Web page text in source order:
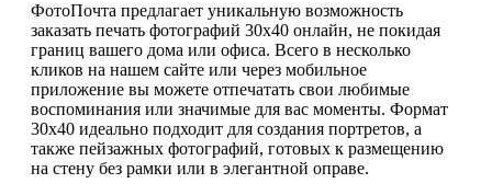
ФотоПочта предлагает уникальную возможность
заказать печать фотографий 30х40 онлайн, не покидая
границ вашего дома или офиса. Всего в несколько
кликов на нашем сайте или через мобильное
приложение вы можете отпечатать свои любимые
воспоминания или значимые для вас моменты. Формат
30х40 идеально подходит для создания портретов, а
также пейзажных фотографий, готовых к размещению
на стену без рамки или в элегантной оправе.